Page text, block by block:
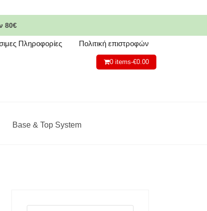
80€
Πληροφορίες Πολιτική επιστροφών
0 items-€0.00
Base & Top System